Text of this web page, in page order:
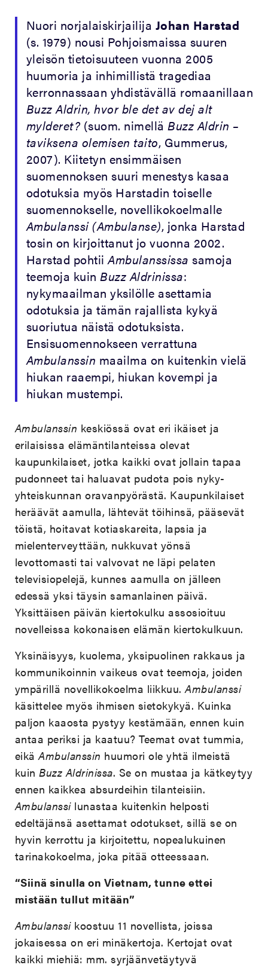
Nuori norjalaiskirjailija Johan Harstad
(s. 1979) nousi Pohjoismaissa suuren
yleisön tietoisuuteen vuonna 2005
huumoria ja inhimillistä tragediaa
kerronnassaan yhdistävällä romaanillaan
Buzz Aldrin, hvor ble det av dej alt
mylderet? (suom. nimelläBuzz Aldrin –
taviksena olemisen taito, Gummerus,
2007). Kiitetyn ensimmäisen
suomennoksen suuri menestys kasaa
odotuksia myös Harstadin toiselle
suomennokselle, novellikokoelmalle
Ambulanssi (Ambulanse), jonka Harstad
tosin on kirjoittanut jo vuonna 2002.
Harstad pohtiiAmbulanssissa samoja
teemoja kuinBuzz Aldrinissa:
nykymaailman yksilölle asettamia
odotuksia ja tämän rajallista kykyä
suoriutua näistä odotuksista.
Ensisuomennokseen verrattuna
Ambulanssin maailma on kuitenkin vielä
hiukan raaempi, hiukan kovempi ja
hiukan mustempi.
Ambulanssin keskiössä ovat eri ikäiset ja
erilaisissa elämäntilanteissa olevat
kaupunkilaiset, jotka kaikki ovat jollain tapaa
pudonneet tai haluavat pudota pois nyky-
yhteiskunnan oravanpyörästä. Kaupunkilaiset
heräävät aamulla, lähtevät töihinsä, pääsevät
töistä, hoitavat kotiaskareita, lapsia ja
mielenterveyttään, nukkuvat yönsä
levottomasti tai valvovat ne läpi pelaten
televisiopelejä, kunnes aamulla on jälleen
edessä yksi täysin samanlainen päivä.
Yksittäisen päivän kiertokulku assosioituu
novelleissa kokonaisen elämän kiertokulkuun.
Yksinäisyys, kuolema, yksipuolinen rakkaus ja
kommunikoinnin vaikeus ovat teemoja, joiden
ympärillä novellikokoelma liikkuu.Ambulanssi
käsittelee myös ihmisen sietokykyä. Kuinka
paljon kaaosta pystyy kestämään, ennen kuin
antaa periksi ja kaatuu? Teemat ovat tummia,
eikäAmbulanssin huumori ole yhtä ilmeistä
kuinBuzz Aldrinissa. Se on mustaa ja kätkeytyy
ennen kaikkea absurdeihin tilanteisiin.
Ambulanssilunastaa kuitenkin helposti
edeltäjänsä asettamat odotukset, sillä se on
hyvin kerrottu ja kirjoitettu, nopealukuinen
tarinakokoelma, joka pitää otteessaan.
“Siinä sinulla on Vietnam, tunne ettei
mistään tullut mitään”
Ambulanssikoostuu 11 novellista, joissa
jokaisessa on eri minäkertoja. Kertojat ovat
kaikki miehiä: mm. syrjäänvetäytyvä